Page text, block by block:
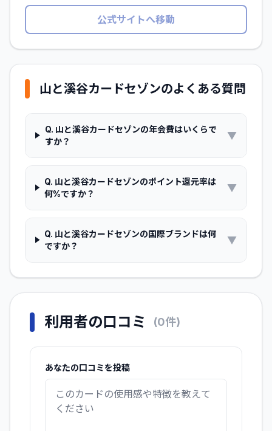
公式サイトへ移動
山と溪谷カードセゾンのよくある質問
Q. 山と溪谷カードセゾンの年会費はいくらで
すか？
▼
Q. 山と溪谷カードセゾンのポイント還元率は
何%ですか？
▼
Q. 山と溪谷カードセゾンの国際ブランドは何
ですか？
▼
利用者の口コミ (0件)
あなたの口コミを投稿